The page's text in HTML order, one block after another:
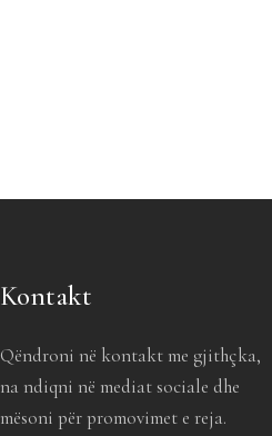
Kontakt
Qëndroni në kontakt me gjithçka,
na ndiqni në mediat sociale dhe
mësoni për promovimet e reja.